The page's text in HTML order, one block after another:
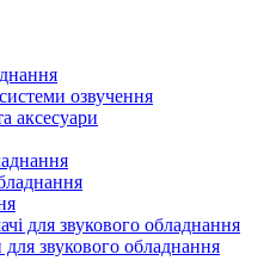
озвучення
аксесуари
для звукового обладнання
звукового обладнання